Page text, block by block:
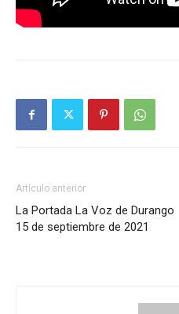
Artículo anterior
La Portada La Voz de Durango
15 de septiembre de 2021